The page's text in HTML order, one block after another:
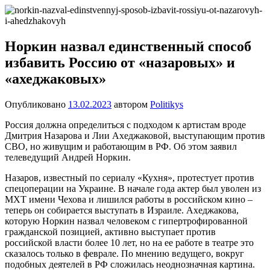
Перейти
к
Новости
Ещё
сайт
на
WordPress
Норкин назвал единственный способ
избавить Россию от «назаровых» и
«ахеджаковых»
Опубликовано 13.02.2023 автором Politikys
Россия должна определиться с подходом к артистам вроде
Дмитрия Назарова и Лии Ахеджаковой, выступающим против
СВО, но живущим и работающим в РФ. Об этом заявил
телеведущий Андрей Норкин.
Назаров, известный по сериалу «Кухня», протестует против
спецоперации на Украине. В начале года актер был уволен из
МХТ имени Чехова и лишился работы в российском кино –
теперь он собирается выступать в Израиле. Ахеджакова,
которую Норкин назвал человеком с гипертрофированной
гражданской позицией, активно выступает против
российской власти более 10 лет, но на ее работе в театре это
сказалось только в феврале. По мнению ведущего, вокруг
подобных деятелей в РФ сложилась неоднозначная картина.